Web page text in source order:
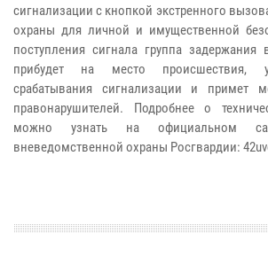
сигнализации с кнопкой экстренного
охраны для личной и имущественной
поступления сигнала группа задержания
прибудет на место происшествия,
срабатывания сигнализации и примет
правонарушителей. Подробнее о
можно узнать на официальном
вневедомственной охраны Росгвардии: